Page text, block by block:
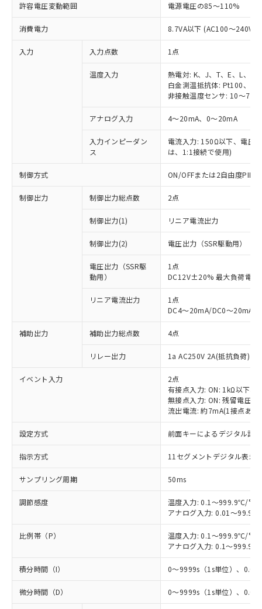
許容電圧変動範囲 電源電圧の85～110%
消費電力 8.7VA以下 (AC100～240V時
入力 入力点数 1点
温度入力
熱電対: K、J、T、E、L、U
白金測温抵抗体: Pt100、
非接触温度センサ: 10～
アナログ入力 4～20mA、0～20mA
入力インピーダン
ス
電流入力: 150Ω以下、電圧
は、1:1接続で使用)
制御方式 ON/OFFまたは2自由度PID
制御出力 制御出力総点数 2点
制御出力(1) リニア電流出力
制御出力(2) 電圧出力（SSR駆動用）
電圧出力（SSR駆
動用）
1点
DC12V±20% 最大負荷電流
リニア電流出力
1点
DC4～20mA/DC0～20mA
補助出力 補助出力総点数 4点
リレー出力 1a AC250V 2A(抵抗負荷)
イベント入力
2点
有接点入力: ON: 1kΩ以下、
無接点入力: ON: 残留電圧
流出電流: 約7mA(1接点あた
設定方式 前面キーによるデジタル設定
指示方式 11セグメントデジタル表示
サンプリング周期 50ms
調節感度
温度入力: 0.1～999.9℃/°F
アナログ入力: 0.01～
比例帯（P）
温度入力: 0.1～999.9℃/°F
アナログ入力: 0.1～
積分時間（I） 0～9999s（1s単位）、0.0
微分時間（D） 0～9999s（1s単位）、0.0